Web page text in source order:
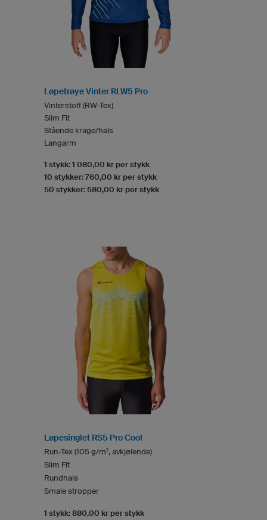
Løpetrøye Vinter RLW5 Pro
Vinterstoff (RW-Tex)
Slim Fit
Stående krage/hals
Langarm
1 stykk: 1 080,00 kr per stykk
10 stykker: 760,00 kr per stykk
50 stykker: 580,00 kr per stykk
Løpesinglet RS5 Pro Cool
Run-Tex (105 g/m², avkjølende)
Slim Fit
Rundhals
Smale stropper
1 stykk: 880,00 kr per stykk